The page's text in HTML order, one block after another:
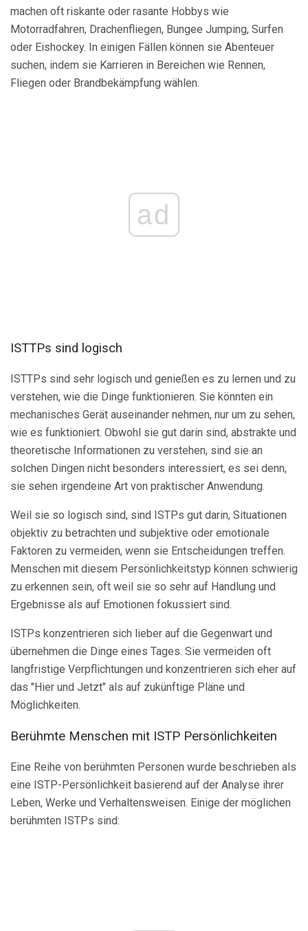
machen oft riskante oder rasante Hobbys wie
Motorradfahren, Drachenfliegen, Bungee Jumping, Surfen
oder Eishockey. In einigen Fällen können sie Abenteuer
suchen, indem sie Karrieren in Bereichen wie Rennen,
Fliegen oder Brandbekämpfung wählen.
ad
ISTTPs sind logisch
ISTTPs sind sehr logisch und genießen es zu lernen und zu
verstehen, wie die Dinge funktionieren. Sie könnten ein
mechanisches Gerät auseinander nehmen, nur um zu sehen,
wie es funktioniert. Obwohl sie gut darin sind, abstrakte und
theoretische Informationen zu verstehen, sind sie an
solchen Dingen nicht besonders interessiert, es sei denn,
sie sehen irgendeine Art von praktischer Anwendung.
Weil sie so logisch sind, sind ISTPs gut darin, Situationen
objektiv zu betrachten und subjektive oder emotionale
Faktoren zu vermeiden, wenn sie Entscheidungen treffen.
Menschen mit diesem Persönlichkeitstyp können schwierig
zu erkennen sein, oft weil sie so sehr auf Handlung und
Ergebnisse als auf Emotionen fokussiert sind.
ISTPs konzentrieren sich lieber auf die Gegenwart und
übernehmen die Dinge eines Tages. Sie vermeiden oft
langfristige Verpflichtungen und konzentrieren sich eher auf
das "Hier und Jetzt" als auf zukünftige Pläne und
Möglichkeiten.
Berühmte Menschen mit ISTP Persönlichkeiten
Eine Reihe von berühmten Personen wurde beschrieben als
eine ISTP-Persönlichkeit basierend auf der Analyse ihrer
Leben, Werke und Verhaltensweisen. Einige der möglichen
berühmten ISTPs sind: